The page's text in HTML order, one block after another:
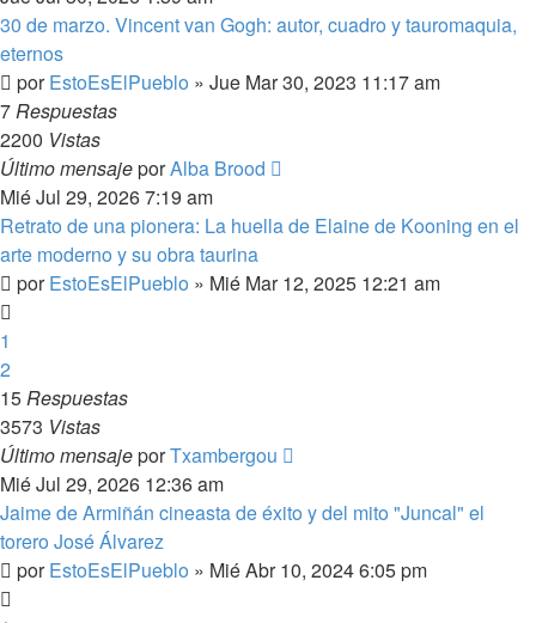
30 de marzo. Vincent van Gogh: autor, cuadro y tauromaquia,
eternos
porEstoEsElPueblo » Jue Mar 30, 2023 11:17 am
7Respuestas
2200 Vistas
Último mensajeporAlba Brood
Mié Jul 29, 2026 7:19 am
Retrato de una pionera: La huella de Elaine de Kooning en el
arte moderno y su obra taurina
porEstoEsElPueblo » Mié Mar 12, 2025 12:21 am
1
2
15Respuestas
3573 Vistas
Último mensajeporTxambergou
Mié Jul 29, 2026 12:36 am
Jaime de Armiñán cineasta de éxito y del mito "Juncal" el
torero José Álvarez
porEstoEsElPueblo » Mié Abr 10, 2024 6:05 pm